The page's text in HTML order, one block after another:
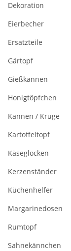
Dekoration
Eierbecher
Ersatzteile
Gärtopf
Gießkannen
Honigtöpfchen
Kannen / Krüge
Kartoffeltopf
Käseglocken
Kerzenständer
Küchenhelfer
Margarinedosen
Rumtopf
Sahnekännchen